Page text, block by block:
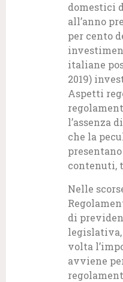
domestici
all’anno
per cento
italiane
2019)
Aspetti
l’assenza
che la
contenuti,
Nelle
di
legislativa,
volta
avviene